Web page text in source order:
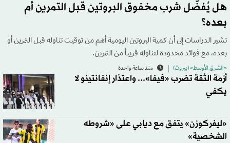
هل يُفضَّل شرب مخفوق البروتين قبل التمرين أم
بعده؟
تشير الدراسات إلى أن كمية البروتين اليومية أهم من توقيت تناوله قبل التمرين أو
بعده، مع فوائد محدودة لتناوله قريباً من التمرين.
«الشرق الأوسط» (بيروت) منذ ساعة واحدة
أزمة الثقة تضرب «فيفا»... واعتذار إنفانتينو لا
يكفي
«ليفركوزن» يتفق مع ديابي على «شروطه
الشخصية»